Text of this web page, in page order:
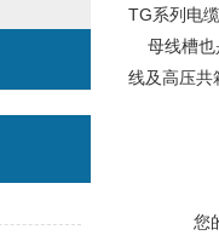
TG系列电
母线槽也
线及高压共
您